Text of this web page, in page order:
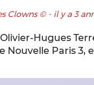
Clowns © - il y a 3
Hugues
Nouvelle Paris 3,